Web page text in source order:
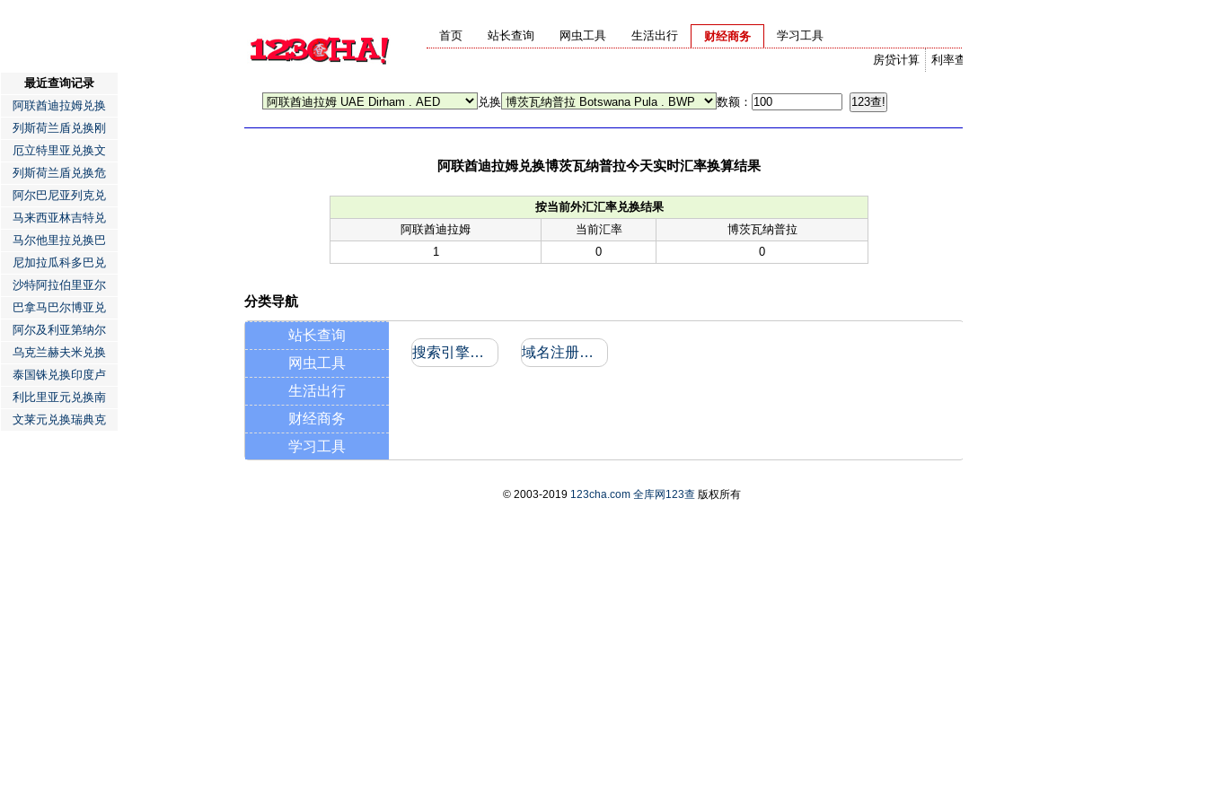
首页 站长查询 网虫工具 生活出行
财经商务
利率查询
房贷计算
学习工具
兑换 数额：
阿联酋迪拉姆兑换博茨瓦纳普拉今天实时汇率换算结果
按当前外汇汇率兑换结果
阿联酋迪拉姆
当前汇率
博茨瓦纳普拉
1
0 0
最近查询记录
阿联酋迪拉姆兑换
列斯荷兰盾兑换刚
厄立特里亚兑换文
列斯荷兰盾兑换危
阿尔巴尼亚列克兑
马来西亚林吉特兑
马尔他里拉兑换巴
尼加拉瓜科多巴兑
沙特阿拉伯里亚尔
巴拿马巴尔博亚兑
阿尔及利亚第纳尔
乌克兰赫夫米兑换
泰国铢兑换印度卢
利比里亚元兑换南
文莱元兑换瑞典克
分类导航
站长查询
网虫工具
生活出行
财经商务
学习工具
搜索引擎收录和反向链接 域名注册信息
© 2003-2019 123cha.com 全库网123查版权所有